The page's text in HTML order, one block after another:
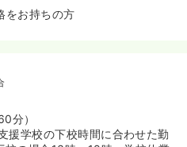
をお持ちの方
分）
援学校の下校時間に合わせた勤